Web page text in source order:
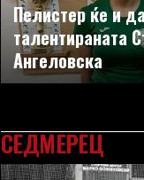
Пелистер ќе и
талентираната
Ангеловска
СЕДМЕРЕЦ